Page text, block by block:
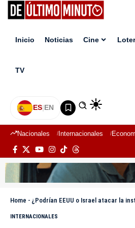
Inicio Noticias Cine
TV
ES|EN
Nacionales Internacionales
Home - ¿Podrían EEUU o Israel atacar la
INTERNACIONALES